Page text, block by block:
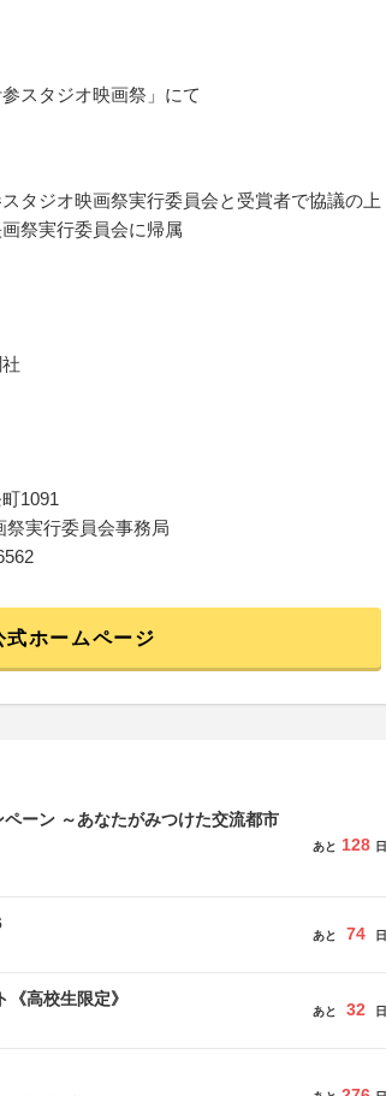
スタジオ映画祭」にて
タジオ映画祭実行委員会と受賞者で協議の上
祭実行委員会に帰属
1091
実行委員会事務局
式ホームページ
ーン ～あなたがみつけた交流都市
あと 128 日
あと 74 日
高校生限定》
あと 32 日